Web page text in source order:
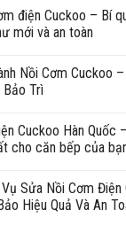
điện Cuckoo – Bí
mới và an toàn
Nồi Cơm Cuckoo
Bảo Trì
Cuckoo Hàn Quốc
cho căn bếp của
Sửa Nồi Cơm Điện
Hiệu Quả Và An